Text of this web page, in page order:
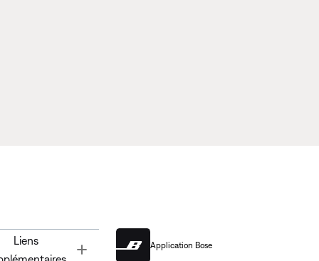
Liens
Application Bose